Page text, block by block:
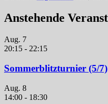
Anstehende
Aug. 7
20:15 - 22:15
Sommerblitzturnier (5/7)
Aug. 8
14:00 - 18:30